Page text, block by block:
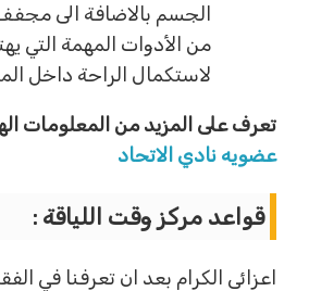
الجسم بالاضافة الى مجفف
من الأدوات المهمة التي يهتم
لاستكمال الراحة داخل
تعرف على المزيد من المعلومات
عضويه نادي الاتحاد
قواعد مركز وقت اللياقة :
اعزائى الكرام بعد ان تعرفنا في